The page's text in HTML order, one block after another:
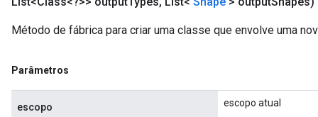
Método de fábrica para criar uma classe que envolve uma
Parâmetros
escopo escopo atual